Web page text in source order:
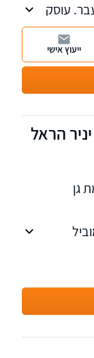
עוסק
גם
ייעוץ אישי
הראל
גן
עם 24 שנות ניסיון. פנו
יניר
דנס 100 כעורך דין